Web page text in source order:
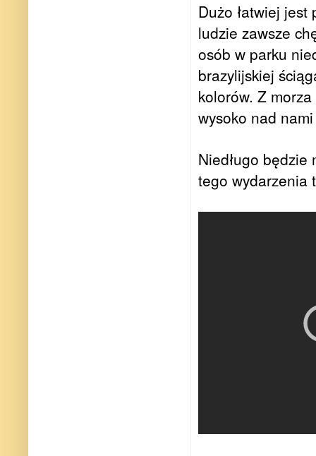
Dużo łatwiej jest
ludzie zawsze
osób w parku
brazylijskiej
kolorów. Z
wysoko nad
Niedługo
tego wydarzenia